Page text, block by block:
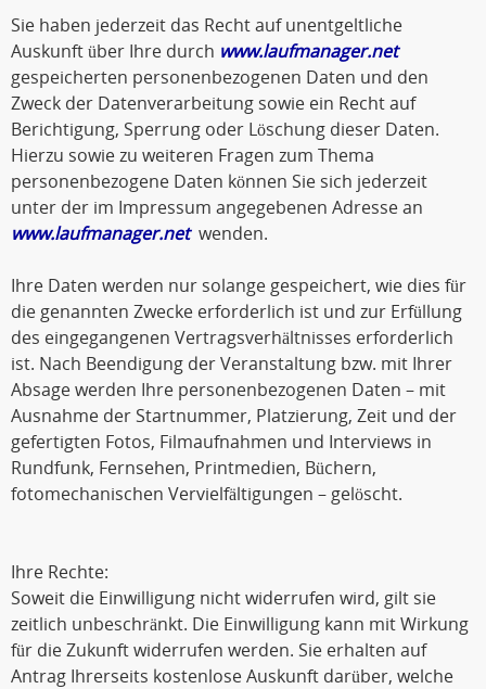
Sie haben jederzeit das Recht auf unentgeltliche
Auskunft über Ihre durch www.laufmanager.net
gespeicherten personenbezogenen Daten und den
Zweck der Datenverarbeitung sowie ein Recht auf
Berichtigung, Sperrung oder Löschung dieser Daten.
Hierzu sowie zu weiteren Fragen zum Thema
personenbezogene Daten können Sie sich jederzeit
unter der im Impressum angegebenen Adresse an
www.laufmanager.netwenden.
Ihre Daten werden nur solange gespeichert, wie dies für
die genannten Zwecke erforderlich ist und zur Erfüllung
des eingegangenen Vertragsverhältnisses erforderlich
ist. Nach Beendigung der Veranstaltung bzw. mit Ihrer
Absage werden Ihre personenbezogenen Daten – mit
Ausnahme der Startnummer, Platzierung, Zeit und der
gefertigten Fotos, Filmaufnahmen und Interviews in
Rundfunk, Fernsehen, Printmedien, Büchern,
fotomechanischen Vervielfältigungen – gelöscht.
Ihre Rechte:
Soweit die Einwilligung nicht widerrufen wird, gilt sie
zeitlich unbeschränkt. Die Einwilligung kann mit Wirkung
für die Zukunft widerrufen werden. Sie erhalten auf
Antrag Ihrerseits kostenlose Auskunft darüber, welche